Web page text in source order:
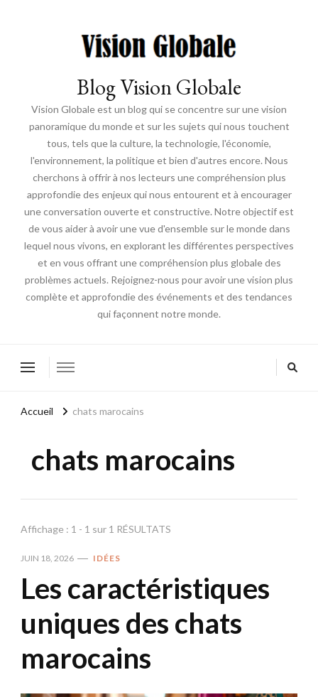
Blog Vision Globale
Vision Globale est un blog qui se concentre sur une vision
panoramique du monde et sur les sujets qui nous touchent
tous, tels que la culture, la technologie, l'économie,
l'environnement, la politique et bien d'autres encore. Nous
cherchons à offrir à nos lecteurs une compréhension plus
approfondie des enjeux qui nous entourent et à encourager
une conversation ouverte et constructive. Notre objectif est
de vous aider à avoir une vue d'ensemble sur le monde dans
lequel nous vivons, en explorant les différentes perspectives
et en vous offrant une compréhension plus globale des
problèmes actuels. Rejoignez-nous pour avoir une vision plus
complète et approfondie des événements et des tendances
qui façonnent notre monde.
Accueil chats marocains
chats marocains
Affichage : 1 - 1 sur 1 RÉSULTATS
JUIN 18, 2026 IDÉES
Les caractéristiques
uniques des chats
marocains